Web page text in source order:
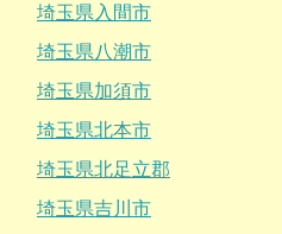
埼玉県入間市
埼玉県八潮市
埼玉県加須市
埼玉県北本市
埼玉県北足立郡
埼玉県吉川市